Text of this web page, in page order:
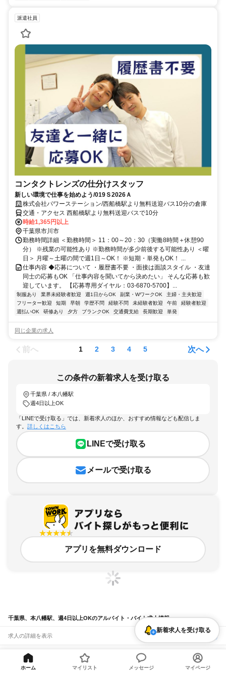
派遣社員
コンタクトレンズの仕分けスタッフ
新しい環境で仕事を始めよう/019Ｓ2026Ａ
株式会社パワーステーション/西船橋駅より無料送迎バス10分の倉庫
交通・アクセス 西船橋駅より無料送迎バスで10分
時給1,365円以上
千葉県市川市
勤務時間詳細 ＜勤務時間＞ 11：00～20：30（実働8時間＋休憩90
分） ※残業の可能性あり ※勤務時間が多少前後する可能性あり ＜曜
日＞ 月曜～土曜の間で週1日～OK！ ※短期・単発もOK！ ...
仕事内容 ◆応募について ・履歴書不要 ・面接は面談スタイル ・友達
同士の応募もOK 「仕事内容を聞いてから決めたい」 そんな応募も歓
迎しています。 【応募専用ダイヤル：03-6870-5700】...
制服あり 業界未経験者歓迎 週1日からOK 副業・WワークOK
主婦・主夫歓迎
フリーター歓迎
短期 早朝 学歴不問 経験不問 未経験者歓迎 午前
経験者歓迎
週払いOK
研修あり 夕方 ブランクOK 交通費支給 長期歓迎 単発
同じ企業の求人
前へ 1 2 3 4 5 次へ
この条件の新着求人を受け取る
千葉県 / 本八幡駅
週4日以上OK
「LINEで受け取る」では、新着求人のほか、おすすめ情報なども配信しま
す。 詳しくはこちら
LINEで受け取る
メールで受け取る
アプリを無料ダウンロード
千葉県、本八幡駅、週4日以上OKのアルバイト・バイト求人情報
求人の詳細を表示
条件を追加・変更して検索
市区町村を追加・変更
関連キーワード
新着求人を受け取る
ホーム マイリスト メッセージ マイページ